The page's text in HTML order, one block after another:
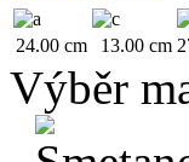
24.00 cm 13.00 cm
Výběr